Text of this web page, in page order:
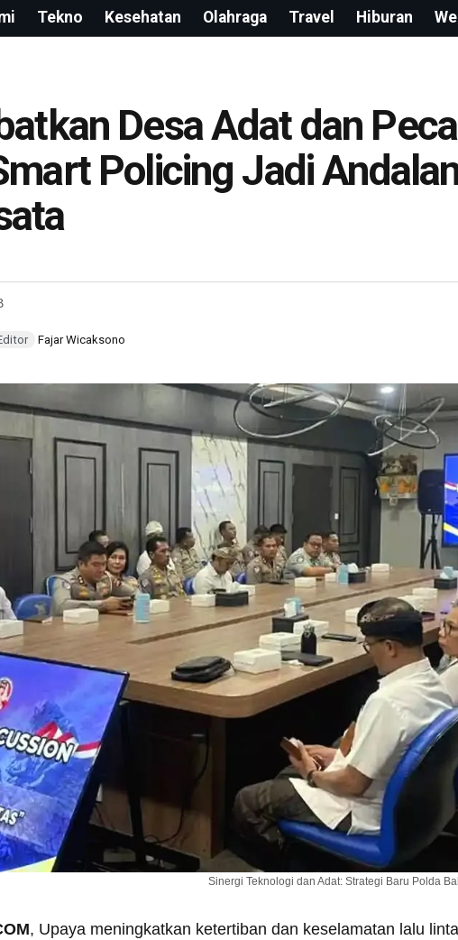
Tekno Kesehatan Olahraga Travel Hiburan
Desa Adat dan
Policing Jadi
Fajar Wicaksono
Sinergi Teknologi dan Adat: Strategi Baru Polda
, Upaya meningkatkan ketertiban dan keselamatan lalu